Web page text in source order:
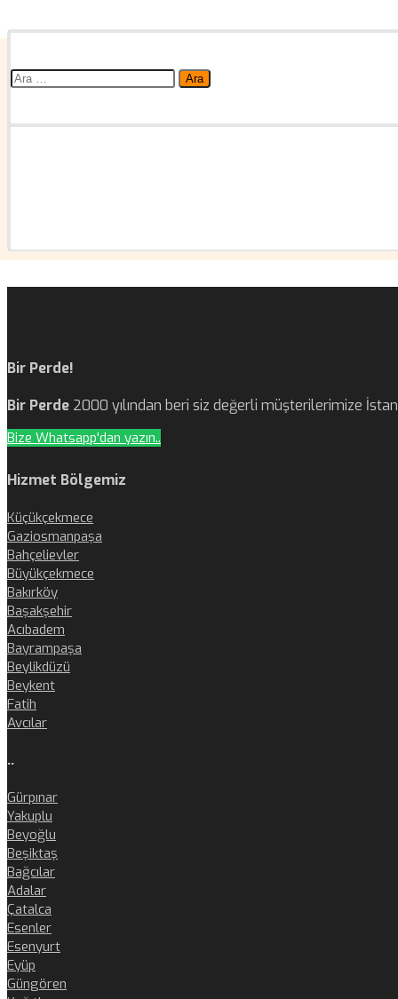
Arama:
Bir Perde!
Bir Perde 2000 yılından beri siz değerli müşterilerimize
Bize Whatsapp'dan yazın..
Hizmet Bölgemiz
Küçükçekmece
Gaziosmanpaşa
Bahçelievler
Büyükçekmece
Bakırköy
Başakşehir
Acıbadem
Bayrampaşa
Beylikdüzü
Beykent
Fatih
Avcılar
..
Gürpınar
Yakuplu
Beyoğlu
Beşiktaş
Bağcılar
Adalar
Çatalca
Esenler
Esenyurt
Eyüp
Güngören